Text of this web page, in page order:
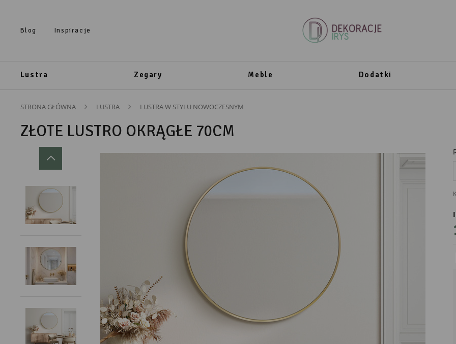
Blog Inspiracje
Lustra Zegary Meble Dodatki
STRONA GŁÓWNA LUSTRA LUSTRA W STYLU NOWOCZESNYM
ZŁOTE LUSTRO OKRĄGŁE 70CM